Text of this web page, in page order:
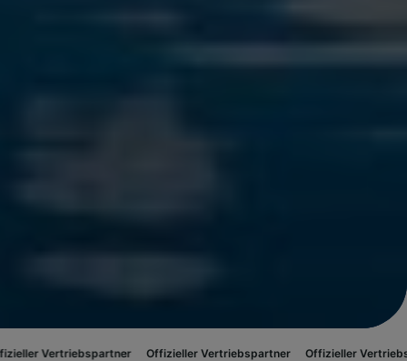
Offizieller Vertriebspartner Offizieller Vertriebspartner